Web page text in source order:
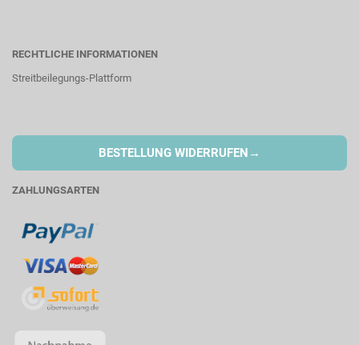
RECHTLICHE INFORMATIONEN
Streitbeilegungs-Plattform
BESTELLUNG WIDERRUFEN →
ZAHLUNGSARTEN